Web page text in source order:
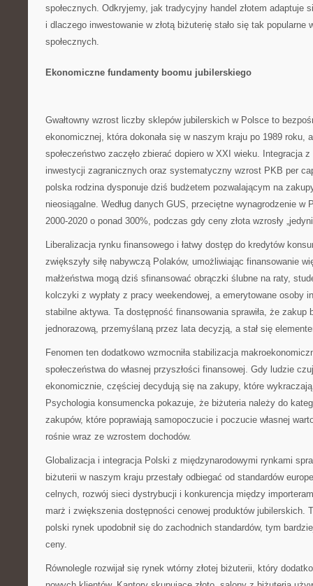
społecznych. Odkryjemy, jak tradycyjny handel złotem adaptuje
i dlaczego inwestowanie w złotą biżuterię stało się tak popularne
społecznych.
Ekonomiczne fundamenty boomu jubilerskiego
Gwałtowny wzrost liczby sklepów jubilerskich w Polsce to
ekonomicznej, która dokonała się w naszym kraju po 1989 roku,
społeczeństwo zaczęło zbierać dopiero w XXI wieku. Integracja z
inwestycji zagranicznych oraz systematyczny wzrost PKB per
polska rodzina dysponuje dziś budżetem pozwalającym na
nieosiągalne. Według danych GUS, przeciętne wynagrodzenie w
2000-2020 o ponad 300%, podczas gdy ceny złota wzrosły
Liberalizacja rynku finansowego i łatwy dostęp do kredytów
zwiększyły siłę nabywczą Polaków, umożliwiając finansowanie
małżeństwa mogą dziś sfinansować obrączki ślubne na raty,
kolczyki z wypłaty z pracy weekendowej, a emerytowane osoby
stabilne aktywa. Ta dostępność finansowania sprawiła, że zakup
jednorazową, przemyślaną przez lata decyzją, a stał się
Fenomen ten dodatkowo wzmocniła stabilizacja
społeczeństwa do własnej przyszłości finansowej. Gdy ludzie
ekonomicznie, częściej decydują się na zakupy, które
Psychologia konsumencka pokazuje, że biżuteria należy do
zakupów, które poprawiają samopoczucie i poczucie własnej
rośnie wraz ze wzrostem dochodów.
Globalizacja i integracja Polski z międzynarodowymi rynkami
biżuterii w naszym kraju przestały odbiegać od standardów
celnych, rozwój sieci dystrybucji i konkurencja między
marż i zwiększenia dostępności cenowej produktów jubilerskich.
polski rynek upodobnił się do zachodnich standardów, tym
ceny.
Równolegle rozwijał się rynek wtórny złotej biżuterii, który